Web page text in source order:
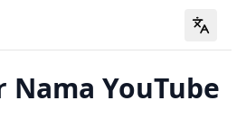
Nama YouTube